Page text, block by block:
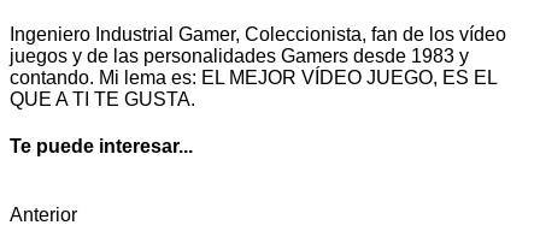
Ingeniero Industrial Gamer, Coleccionista, fan de los vídeo
juegos y de las personalidades Gamers desde 1983 y
contando. Mi lema es: EL MEJOR VÍDEO JUEGO, ES EL
QUE A TI TE GUSTA.
Te puede interesar...
Anterior